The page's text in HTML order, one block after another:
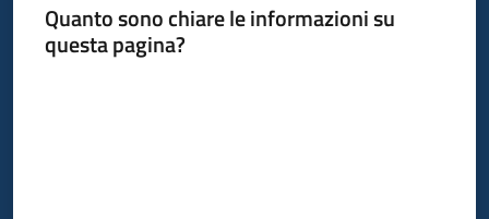
Quanto sono chiare le informazioni su
questa pagina?